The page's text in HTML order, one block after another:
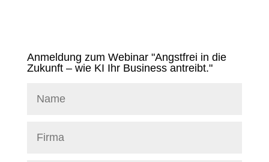
Anmeldung zum Webinar "Angstfrei in die
Zukunft – wie KI Ihr Business antreibt."